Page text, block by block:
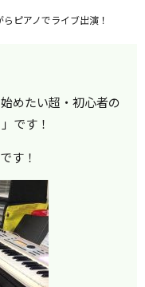
ピアノでライブ出演！
めたい超・初心者の
です！
す！